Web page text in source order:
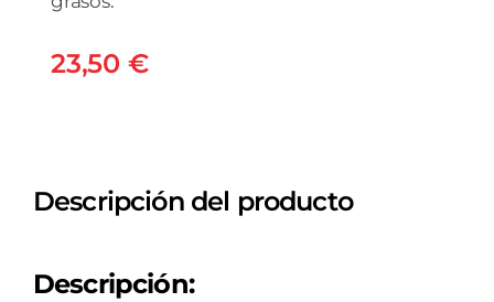
23,50 €
Descripción del producto
Descripción: